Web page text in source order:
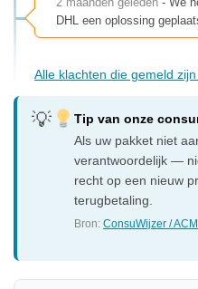
DHL een oplossing
Alle klachten die gemeld
Tip van onze
Als uw pakket niet
verantwoordelijk —
recht op een nieuw
terugbetaling.
Bron:ConsuWijzer / ACM